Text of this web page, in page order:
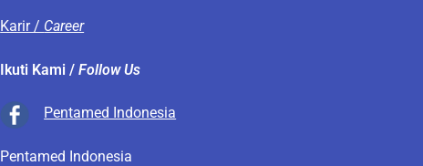
Karir / Career
Ikuti Kami /Follow Us
Pentamed Indonesia
Pentamed Indonesia